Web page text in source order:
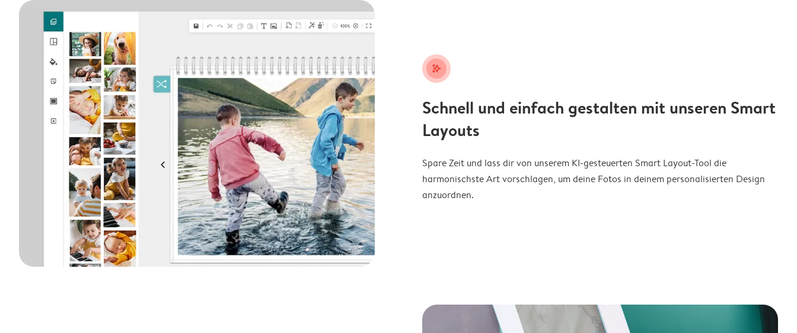
stars_plus
Schnell und einfach gestalten mit unseren Smart
Layouts
Spare Zeit und lass dir von unserem KI-gesteuerten Smart Layout-Tool die
harmonischste Art vorschlagen, um deine Fotos in deinem personalisierten Design
anzuordnen.